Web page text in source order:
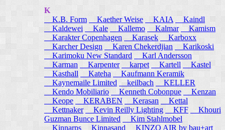
K
K.B. Form
Kaether Weise KAIA
Kaindl
Kaldewei
Kale Kallemo Kalmar
Kamism
Karakter Copenhagen
Karasek
Karboxx
Karcher Design
Karen Chekerdjian
Karikoski
Karimoku New Standard
Karl Andersson
Karman
Karpenter karpet Kartell
Kastel
Kasthall
Kateha
Kaufmann Keramik
Kaynemaile Limited keilbach
KELLER
Kendo Mobiliario
Kenneth Cobonpue
Kenzan
Keope
KERABEN Kerasan
Kettal
Kettnaker Kevin Reilly Lighting KFF
Khouri
Guzman Bunce Limited
Kim Stahlmobel
Kinnarps
Kinnasand
KINZO AIR by bau+art